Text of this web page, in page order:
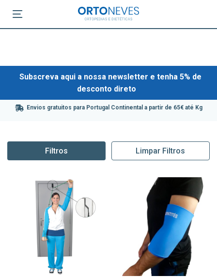
Subscreva aqui a nossa newsletter e tenha 5% de
desconto direto
Envios gratuitos para Portugal Continental a partir de 65€ até Kg
Filtros Limpar Filtros